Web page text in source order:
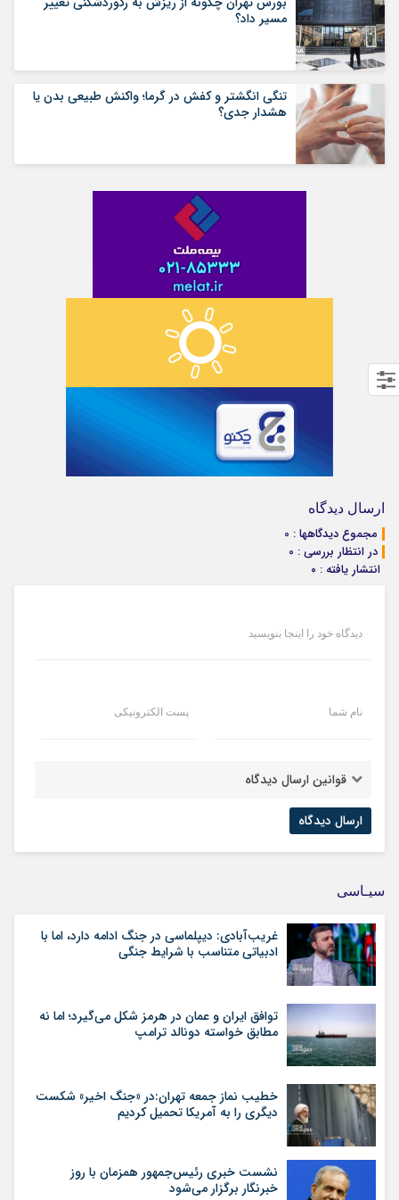
مسیر داد؟
تنگی انگشتر و کفش در گرما؛ واکنش طبیعی بدن یا
هشدار جدی؟
ارسال دیدگاه
مجموع دیدگاهها : 0
در انتظار بررسی : 0
انتشار یافته : ۰
دیدگاه خود را اینجا بنویسید
نام شما پست الکترونیکی
قوانین ارسال دیدگاه
سیـاسی
غریب‌آبادی: دیپلماسی در جنگ ادامه دارد، اما با
ادبیاتی متناسب با شرایط جنگی
توافق ایران و عمان در هرمز شکل می‌گیرد؛ اما نه
مطابق خواسته دونالد ترامپ
خطیب نماز جمعه تهران:در «جنگ اخیر» شکست
دیگری را به آمریکا تحمیل کردیم
نشست خبری رئیس‌جمهور همزمان با روز
خبرنگار برگزار می‌شود